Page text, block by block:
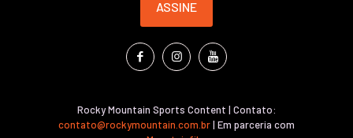
Rocky Mountain Sports Content | Contato:
contato@rockymountain.com.br| Em parceria com